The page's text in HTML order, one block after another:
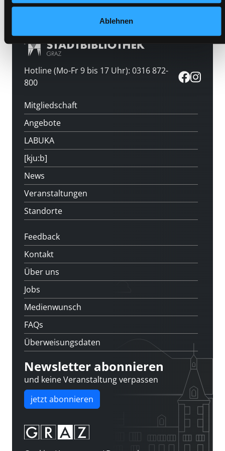
Ablehnen
Hotline (Mo-Fr 9 bis 17 Uhr): 0316 872-
800
Mitgliedschaft
Angebote
LABUKA
[kju:b]
News
Veranstaltungen
Standorte
Feedback
Kontakt
Über uns
Jobs
Medienwunsch
FAQs
Überweisungsdaten
Newsletter abonnieren
und keine Veranstaltung verpassen
jetzt abonnieren